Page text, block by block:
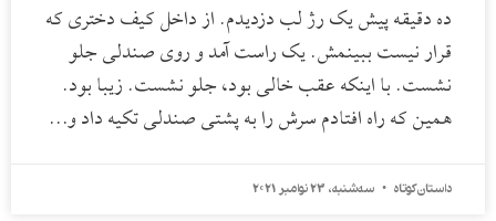
ده دقیقه پیش یک رژ لب دزدیدم. از داخل کیف دختری که
قرار نیست ببینمش. یک راست آمد و روی صندلی جلو
نشست. با اینکه عقب خالی بود، جلو نشست. زیبا بود.
همین که راه افتادم سرش را به پشتی صندلی تکیه داد و…
داستان کوتاه سه‌شنبه، 23 نوامبر 2021